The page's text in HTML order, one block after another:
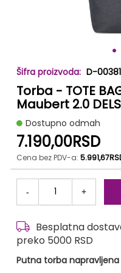
D-
Torba - TOTE
Maubert 2.0
Dostupno odmah
7.190,00RSD
Cena bez PDV-a:
- +
Besplatna
preko 5000 RSD
Putna torba
Skip
to
the
beginning
the
images
gallery